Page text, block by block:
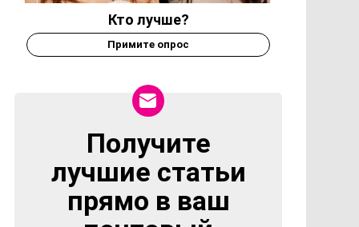
Кто лучше?
Примите опрос
NEWSLETTER
Получите
лучшие статьи
прямо в ваш